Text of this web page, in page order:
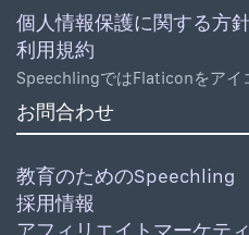
個人情報保護に関する方
利用規約
SpeechlingではFlaticonをアイ
お問合わせ
教育のためのSpeechling
採用情報